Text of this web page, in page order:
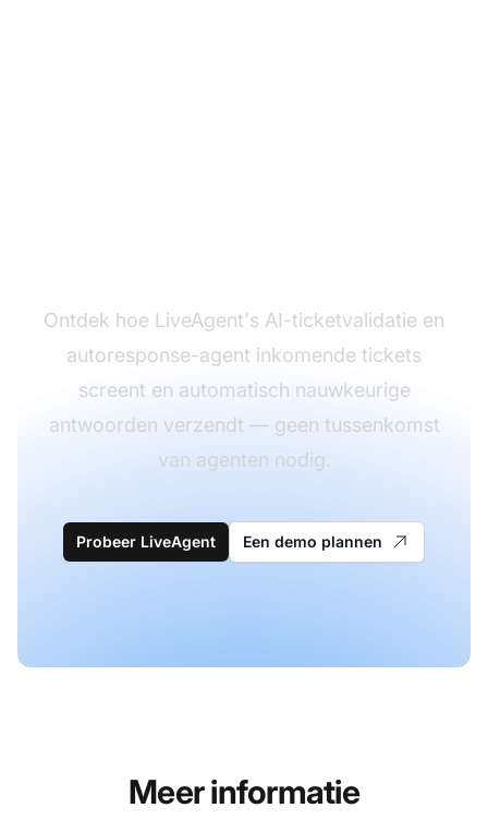
Ontdek hoe LiveAgent's AI-ticketvalidatie en
autoresponse-agent inkomende tickets
screent en automatisch nauwkeurige
antwoorden verzendt — geen tussenkomst
van agenten nodig.
Probeer LiveAgent Een demo plannen
Meer informatie